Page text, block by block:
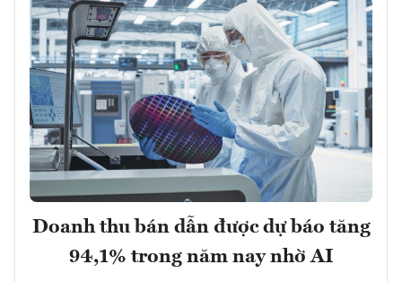
Doanh thu bán dẫn được dự báo tăng
94,1% trong năm nay nhờ AI